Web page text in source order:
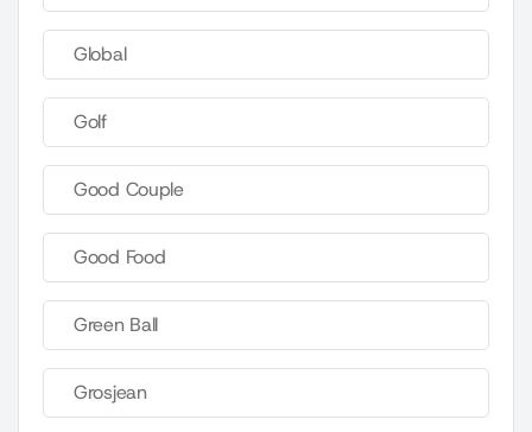
Global
Golf
Good Couple
Good Food
Green Ball
Grosjean